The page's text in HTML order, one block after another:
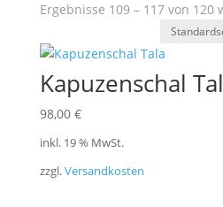
Ergebnisse 109 – 117 von 120
Kapuzenschal
98,00 €
inkl. 19 % MwSt.
zzgl.Versandkosten